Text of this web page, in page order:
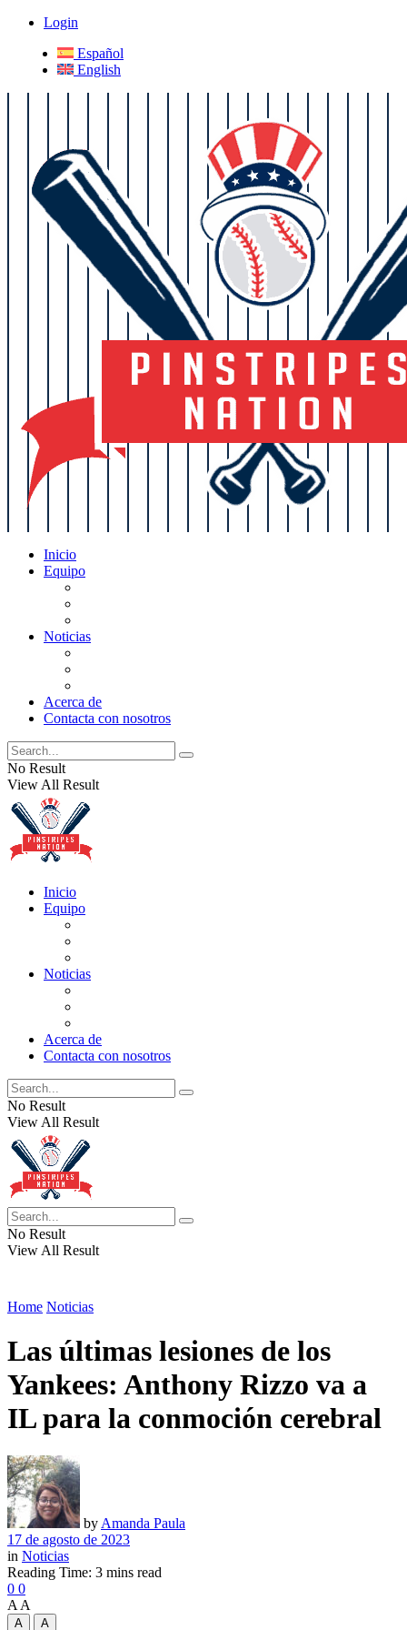
Login
Español
English
Inicio
Equipo
Noticias
Acerca de
Contacta con nosotros
No Result
View All Result
Inicio
Equipo
Noticias
Acerca de
Contacta con nosotros
No Result
View All Result
No Result
View All Result
Home Noticias
Las últimas lesiones de los
Yankees: Anthony Rizzo va a
IL para la conmoción cerebral
by Amanda Paula
17 de agosto de 2023
in Noticias
Reading Time: 3 mins read
0 0
A A
A
A